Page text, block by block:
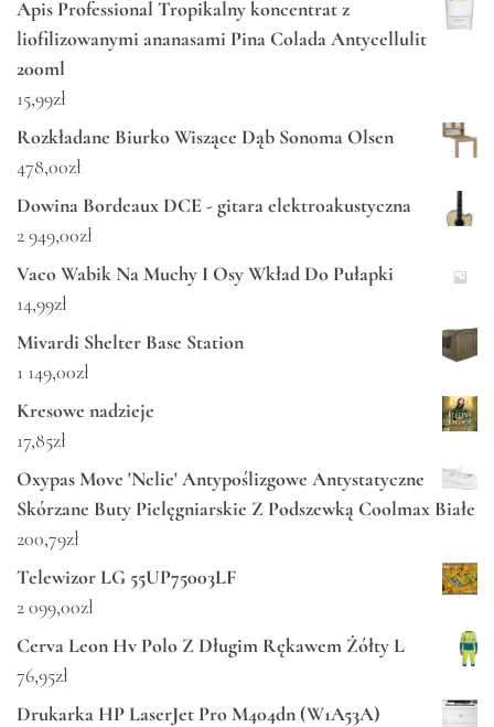
Apis Professional Tropikalny koncentrat z
liofilizowanymi ananasami Pina Colada Antycellulit
200ml
15,99zł
Rozkładane Biurko Wiszące Dąb Sonoma Olsen
478,00zł
Dowina Bordeaux DCE - gitara elektroakustyczna
2 949,00zł
Vaco Wabik Na Muchy I Osy Wkład Do Pułapki
14,99zł
Mivardi Shelter Base Station
1 149,00zł
Kresowe nadzieje
17,85zł
Oxypas Move 'Nelie' Antypoślizgowe Antystatyczne
Skórzane Buty Pielęgniarskie Z Podszewką Coolmax Białe
200,79zł
Telewizor LG 55UP75003LF
2 099,00zł
Cerva Leon Hv Polo Z Długim Rękawem Żółty L
76,95zł
Drukarka HP LaserJet Pro M404dn (W1A53A)